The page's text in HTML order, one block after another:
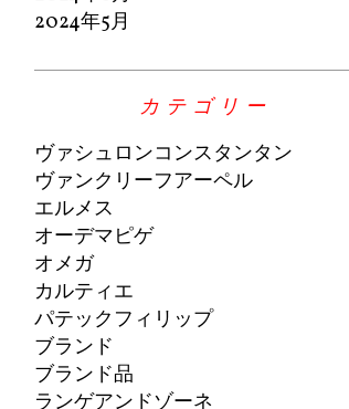
2024年5月
カテゴリー
ヴァシュロンコンスタンタン
ヴァンクリーフアーペル
エルメス
オーデマピゲ
オメガ
カルティエ
パテックフィリップ
ブランド
ブランド品
ランゲアンドゾーネ